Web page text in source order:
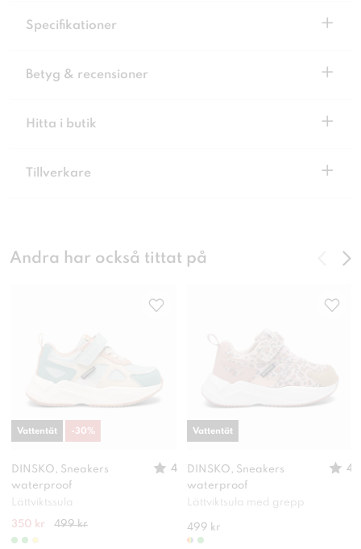
Specifikationer +
Betyg & recensioner +
Hitta i butik +
Tillverkare +
Andra har också tittat på
DINSKO, Sneakers
waterproof
4
Lättviktssula
350 kr 499 kr
Vattentät -30%
DINSKO, Sneakers
waterproof
4
Lättviktsula med grepp
499 kr
Vattentät